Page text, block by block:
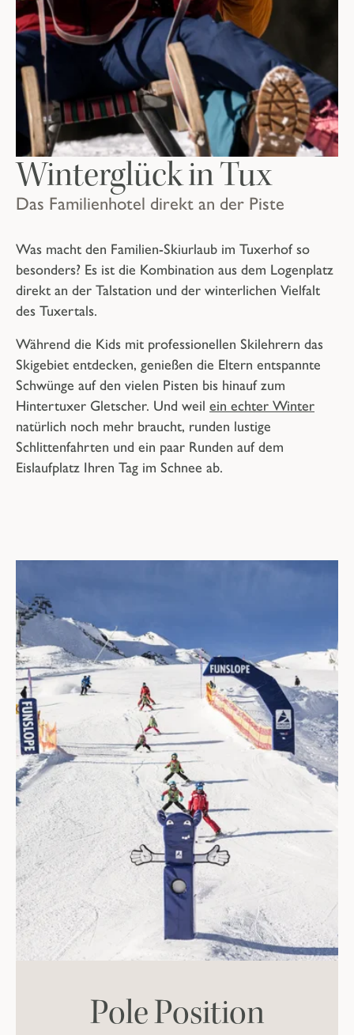
Das Familienhotel direkt an der Piste
Winterglück in Tux
Was macht den Familien-Skiurlaub im Tuxerhof so
besonders? Es ist die Kombination aus dem Logenplatz
direkt an der Talstation und der winterlichen Vielfalt
des Tuxertals.
Während die Kids mit professionellen Skilehrern das
Skigebiet entdecken, genießen die Eltern entspannte
Schwünge auf den vielen Pisten bis hinauf zum
Hintertuxer Gletscher. Und weil ein echter Winter
natürlich noch mehr braucht, runden lustige
Schlittenfahrten und ein paar Runden auf dem
Eislaufplatz Ihren Tag im Schnee ab.
Pole Position